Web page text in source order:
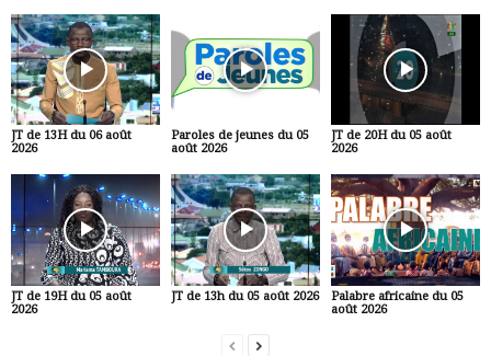
JT de 13H du 06 août
2026
Paroles de jeunes du 05
août 2026
JT de 20H du 05 août
2026
JT de 19H du 05 août
2026
JT de 13h du 05 août 2026
Palabre africaine du 05
août 2026